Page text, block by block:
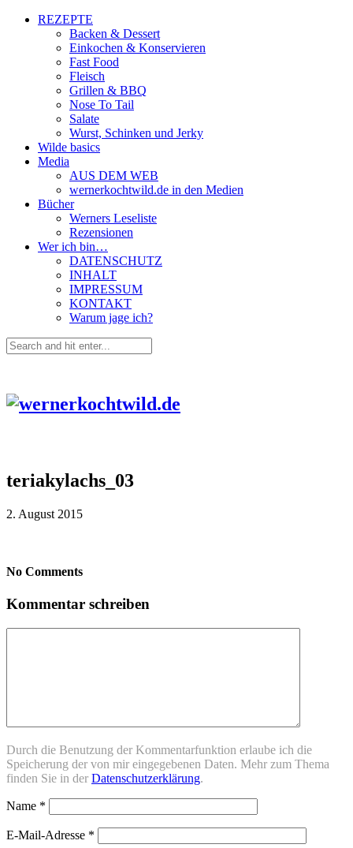
REZEPTE
Backen & Dessert
Einkochen & Konservieren
Fast Food
Fleisch
Grillen & BBQ
Nose To Tail
Salate
Wurst, Schinken und Jerky
Wilde basics
Media
AUS DEM WEB
wernerkochtwild.de in den Medien
Bücher
Werners Leseliste
Rezensionen
Wer ich bin…
DATENSCHUTZ
INHALT
IMPRESSUM
KONTAKT
Warum jage ich?
teriakylachs_03
2. August 2015
No Comments
Kommentar schreiben
Durch die Benutzung der Kommentarfunktion erlaube ich die
Speicherung der von mir eingegebenen Daten. Mehr zum Thema
finden Sie in der Datenschutzerklärung.
Name *
E-Mail-Adresse *